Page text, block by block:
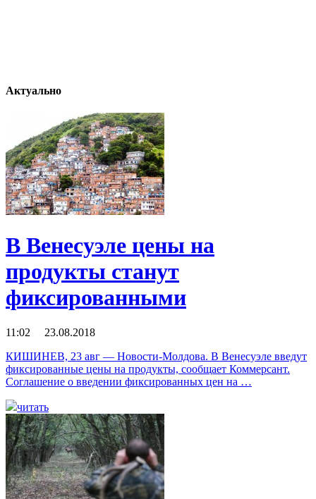
Актуально
В Венесуэле цены на
продукты станут
фиксированными
11:02 23.08.2018
КИШИНЕВ, 23 авг — Новости-Молдова. В Венесуэле введут
фиксированные цены на продукты, сообщает Коммерсант.
Соглашение о введении фиксированных цен на …
читать